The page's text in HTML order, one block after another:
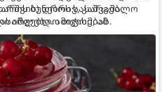
დროს სასარგებლო
იშლება. ამიტომ, ამ
საუკეთესო გზა
- მოხარშვის გარეშე.
ბუნებრივ, კაშკაშა
თვისებას.